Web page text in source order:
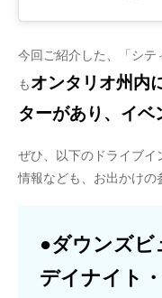
今回ご紹介した、「シテ
もオンタリオ州内
ターがあり、イベ
ぜひ、以下のドライブイ
情報なども、お出かけの
●ダウンズビ
デイナイト